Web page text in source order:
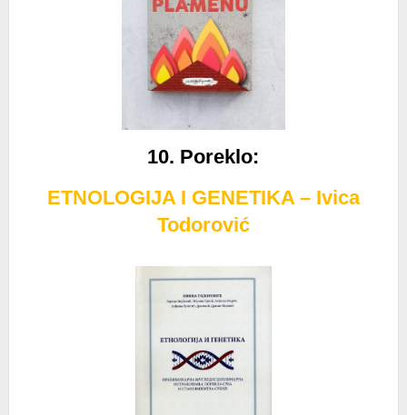
10. Poreklo:
ETNOLOGIJA I GENETIKA – Ivica
Todorović